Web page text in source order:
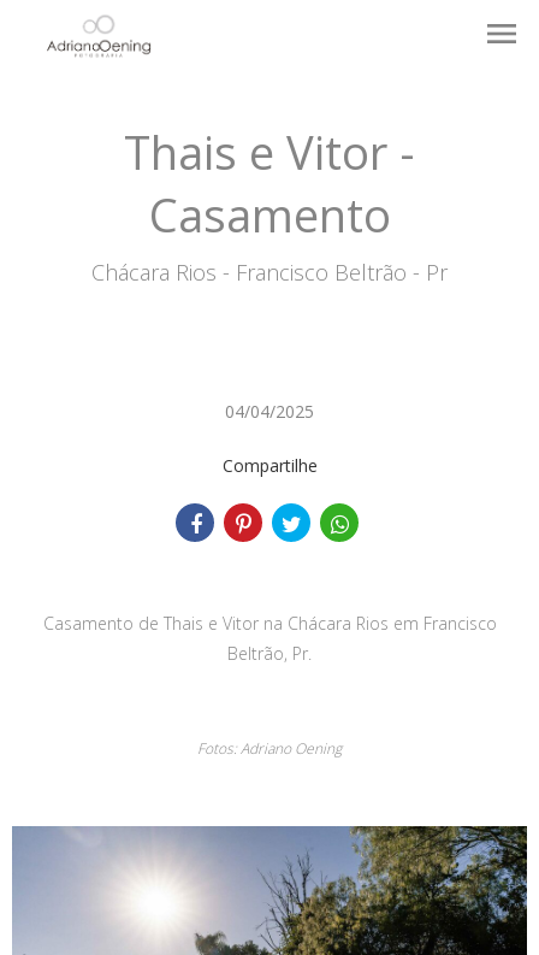
menu
Thais e Vitor -
Casamento
Chácara Rios - Francisco Beltrão - Pr
04/04/2025
Compartilhe
Casamento de Thais e Vitor na Chácara Rios em Francisco
Beltrão, Pr.
Fotos: Adriano Oening